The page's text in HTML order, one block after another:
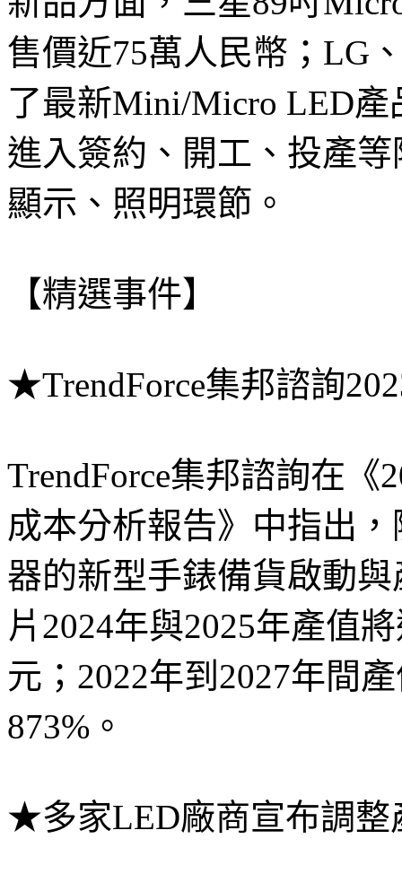
售價近75萬人民幣；LG
了最新Mini/Micro LED
進入簽約、開工、投產
顯示、照明環節。
【精選事件】
★TrendForce集邦諮詢
TrendForce集邦諮詢在
成本分析報告》中指出
器的新型手錶備貨啟動
片2024年與2025年產值
元；2022年到2027年間
873%。
★多家LED廠商宣布調整